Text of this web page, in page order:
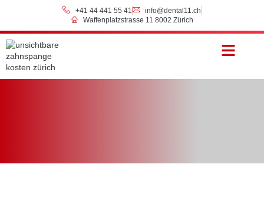
+41 44 441 55 41
info@dental11.ch
Waffenplatzstrasse 11 8002 Zürich